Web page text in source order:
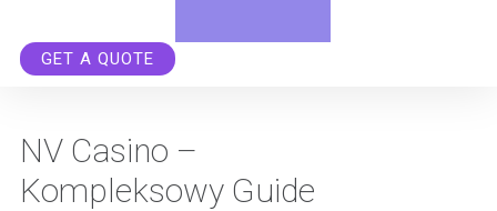
GET A QUOTE
NV Casino –
Kompleksowy Guide